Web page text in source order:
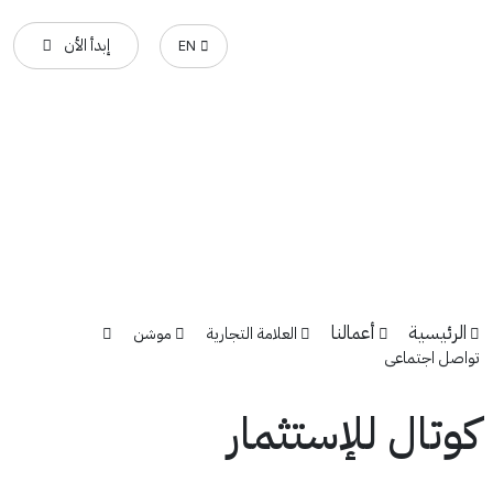
EN إبدأ الأن
الرئيسية أعمالنا العلامة التجارية
موشن
تواصل اجتماعى
كوتال للإستثمار